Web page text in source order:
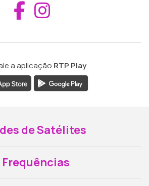
Aceder ao
a aplicação RTP Play
de Satélites
Frequências